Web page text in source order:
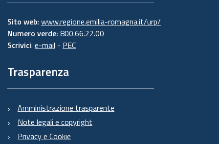
Sito web: www.regione.emilia-romagna.it/urp/
Numero verde: 800.66.22.00
Scrivici: e-mail - PEC
Trasparenza
Amministrazione trasparente
Note legali e copyright
Privacy e Cookie